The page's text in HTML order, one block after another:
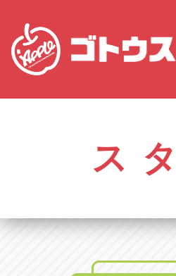
愛知県春日井
アップル春日
ス